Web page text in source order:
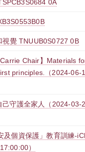
0A
視覺 TNUUB0S0727 0B
Carrie Chair】Materials
principles.（2024-06-
己守護全家人（2024-03-
及個資保護」教育訓練-
）